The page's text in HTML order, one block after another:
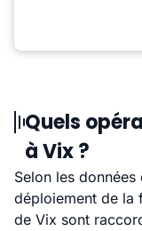
Quels
à Vix ?
Selon les
déploiement de la
de Vix sont